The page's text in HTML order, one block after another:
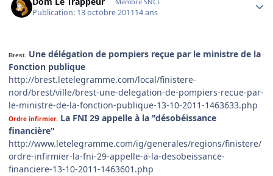
Publication: 13 octobre 201114 ans
Brest.
Une délégation de pompiers reçue par le ministre de la
Fonction publique
http://brest.letelegramme.com/local/finistere-
nord/brest/ville/brest-une-delegation-de-pompiers-recue-par-
le-ministre-de-la-fonction-publique-13-10-2011-1463633.php
Ordre infirmier. La FNI 29 appelle à la "désobéissance
financière"
http://www.letelegramme.com/ig/generales/regions/finistere/
ordre-infirmier-la-fni-29-appelle-a-la-desobeissance-
financiere-13-10-2011-1463601.php